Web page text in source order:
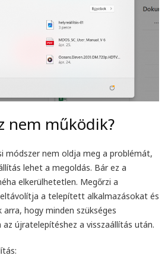
nem működik?
módszer nem oldja meg a problémát,
lehet a megoldás. Bár ez a
elkerülhetetlen. Megőrzi a
a telepített alkalmazásokat és
hogy minden szükséges
újratelepítéshez a visszaállítás után.
: